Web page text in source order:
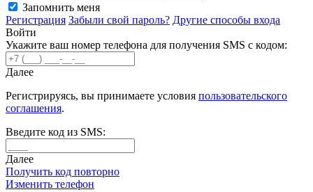
Запомнить меня
Регистрация Забыли свой пароль? Другие способы входа
Войти
Укажите ваш номер телефона для получения SMS с кодом:
Далее
Регистрируясь, вы принимаете условия пользовательского
соглашения.
Введите код из SMS:
Далее
Получить код повторно
Изменить телефон